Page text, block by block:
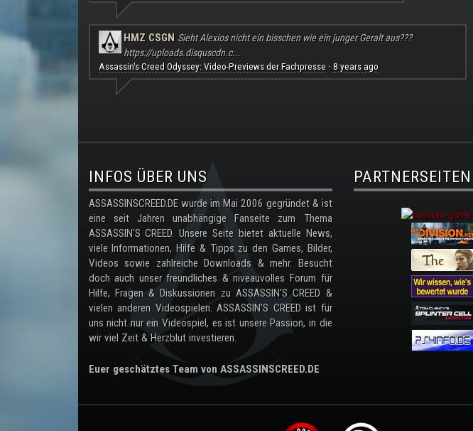
HMZ CSGN Sieht Alexios nicht ein bisschen wie ein junger Geralt aus???
https://uploads.disquscdn.c...
Assassin's Creed Odyssey: Video-Previews der Fachpresse· 8 years ago
.
INFOS ÜBER UNS
ASSASSINSCREED.DE wurde im Mai 2006 gegründet & ist
eine seit Jahren unabhängige Fanseite zum Thema
ASSASSIN'S CREED. Unsere Seite bietet aktuelle News,
viele Informationen, Hilfe & Tipps zu den Games, Bilder,
Videos sowie zahlreiche Downloads & mehr. Besucht
doch auch unser freundliches & niveauvolles Forum für
Hilfe, Fragen & Diskussionen zu ASSASSIN'S CREED &
vielen anderen Videospielen. ASSASSIN'S CREED ist für
uns nicht nur ein Videospiel, es ist unsere Passion, in die
wir viel Zeit & Herzblut investieren.
Euer geschätztes Team von ASSASSINSCREED.DE
PARTNERSEITEN